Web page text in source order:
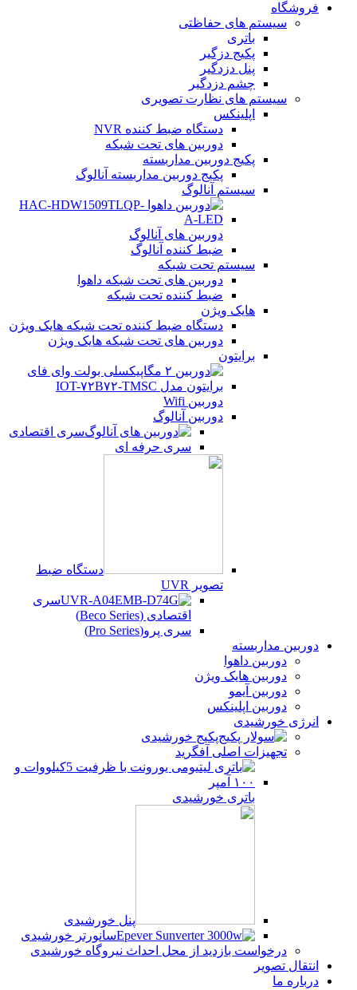
فروشگاه
سیستم های حفاظتی
باتری
پکیج دزگیر
پنل دزدگیر
چشم دزدگیر
سیستم های نظارت تصویری
اپلینکس
دستگاه ضبط کننده NVR
دوربین های تحت شبکه
پکیج دوربین مداربسته
پکیج دوربین مداربسته آنالوگ
سیستم آنالوگ
دوربین های آنالوگ
ضبط کننده آنالوگ
سیستم تحت شبکه
دوربین های تحت شبکه داهوا
ضبط کننده تحت شبکه
هایک ویژن
دستگاه ضبط کننده تحت شبکه هایک ویژن
دوربین های تحت شبکه هایک ویژن
برایتون
دوربین Wifi
دوربین آنالوگ
سری اقتصادی
سری حرفه ای
دستگاه ضبط
تصویر UVR
سری
اقتصادی (Beco Series)
سری پرو(Pro Series)
دوربین مداربسته
دوربین داهوا
دوربین هایک ویژن
دوربین آیمو
دوربین اپلینکس
انرژی خورشیدی
پکیج خورشیدی
تجهیزات اصلی آفگرید
باتری خورشیدی
پنل خورشیدی
سانورتر خورشیدی
درخواست بازدید از محل احداث نیروگاه خورشیدی
انتقال تصویر
درباره ما